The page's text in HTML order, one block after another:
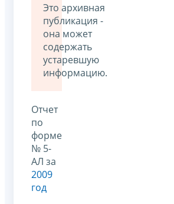
Это архивная
публикация -
она может
содержать
устаревшую
информацию.
Отчет
по
форме
№ 5-
АЛ за
2009
год